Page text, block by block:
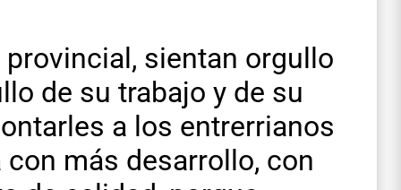
sientan orgullo
de su trabajo y de su
a los entrerrianos
más desarrollo, con